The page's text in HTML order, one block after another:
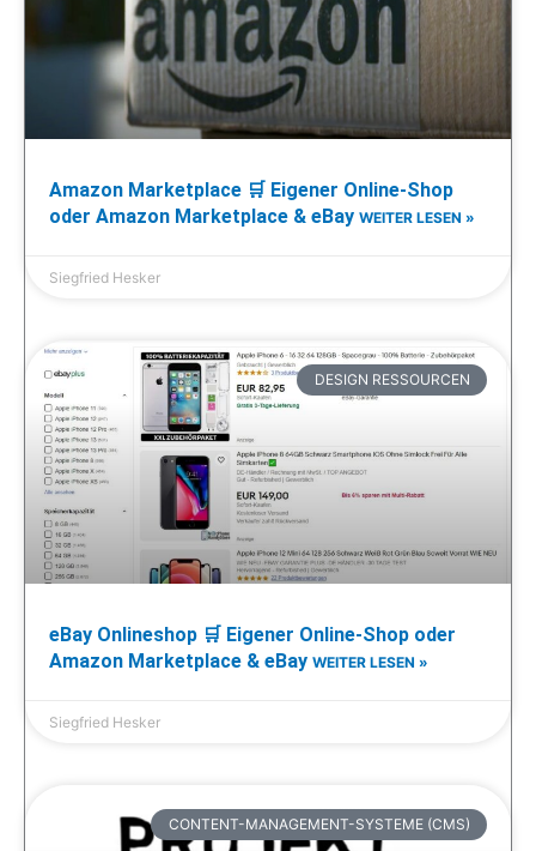
Amazon Marketplace 🛒 Eigener Online-Shop
oder Amazon Marketplace & eBay WEITER LESEN »
Siegfried Hesker
DESIGN RESSOURCEN
eBay Onlineshop 🛒 Eigener Online-Shop oder
Amazon Marketplace & eBay WEITER LESEN »
Siegfried Hesker
CONTENT-MANAGEMENT-SYSTEME (CMS)